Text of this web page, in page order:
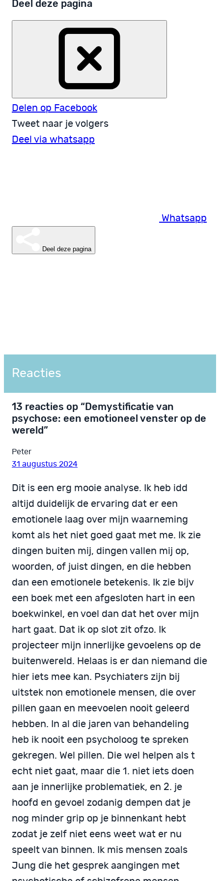
Deel deze pagina
Delen op Facebook
Tweet naar je volgers
Deel via whatsapp
Whatsapp
Deel deze pagina
Reacties
13 reacties op “Demystificatie van
psychose: een emotioneel venster op de
wereld”
Peter
31 augustus 2024
Dit is een erg mooie analyse. Ik heb idd
altijd duidelijk de ervaring dat er een
emotionele laag over mijn waarneming
komt als het niet goed gaat met me. Ik zie
dingen buiten mij, dingen vallen mij op,
woorden, of juist dingen, en die hebben
dan een emotionele betekenis. Ik zie bijv
een boek met een afgesloten hart in een
boekwinkel, en voel dan dat het over mijn
hart gaat. Dat ik op slot zit ofzo. Ik
projecteer mijn innerlijke gevoelens op de
buitenwereld. Helaas is er dan niemand die
hier iets mee kan. Psychiaters zijn bij
uitstek non emotionele mensen, die over
pillen gaan en meevoelen nooit geleerd
hebben. In al die jaren van behandeling
heb ik nooit een psycholoog te spreken
gekregen. Wel pillen. Die wel helpen als t
echt niet gaat, maar die 1. niet iets doen
aan je innerlijke problematiek, en 2. je
hoofd en gevoel zodanig dempen dat je
nog minder grip op je binnenkant hebt
zodat je zelf niet eens weet wat er nu
speelt van binnen. Ik mis mensen zoals
Jung die het gesprek aangingen met